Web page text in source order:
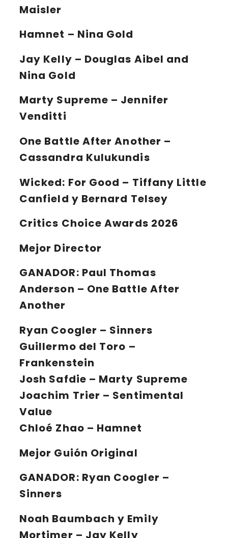
Maisler
Hamnet – Nina Gold
Jay Kelly – Douglas Aibel and
Nina Gold
Marty Supreme – Jennifer
Venditti
One Battle After Another –
Cassandra Kulukundis
Wicked: For Good – Tiffany Little
Canfield y Bernard Telsey
Critics Choice Awards 2026
Mejor Director
GANADOR: Paul Thomas
Anderson – One Battle After
Another
Ryan Coogler – Sinners
Guillermo del Toro –
Frankenstein
Josh Safdie – Marty Supreme
Joachim Trier – Sentimental
Value
Chloé Zhao – Hamnet
Mejor Guión Original
GANADOR: Ryan Coogler –
Sinners
Noah Baumbach y Emily
Mortimer – Jay Kelly